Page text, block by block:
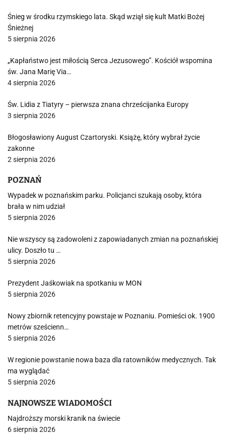
Śnieg w środku rzymskiego lata. Skąd wziął się kult Matki Bożej
Śnieżnej
5 sierpnia 2026
„Kapłaństwo jest miłością Serca Jezusowego”. Kościół wspomina
św. Jana Marię Via…
4 sierpnia 2026
Św. Lidia z Tiatyry – pierwsza znana chrześcijanka Europy
3 sierpnia 2026
Błogosławiony August Czartoryski. Książę, który wybrał życie
zakonne
2 sierpnia 2026
POZNAŃ
Wypadek w poznańskim parku. Policjanci szukają osoby, która
brała w nim udział
5 sierpnia 2026
Nie wszyscy są zadowoleni z zapowiadanych zmian na poznańskiej
ulicy. Doszło tu …
5 sierpnia 2026
Prezydent Jaśkowiak na spotkaniu w MON
5 sierpnia 2026
Nowy zbiornik retencyjny powstaje w Poznaniu. Pomieści ok. 1900
metrów sześcienn…
5 sierpnia 2026
W regionie powstanie nowa baza dla ratowników medycznych. Tak
ma wyglądać
5 sierpnia 2026
NAJNOWSZE WIADOMOŚCI
Najdroższy morski kranik na świecie
6 sierpnia 2026